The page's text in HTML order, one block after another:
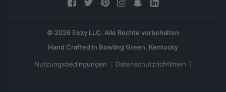
© 2026 Eezy LLC. Alle Rechte vorbehalten
Nutzungsbedingungen Datenschutzrichtlinien